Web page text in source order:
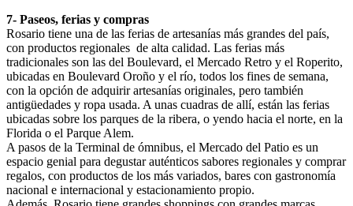
7- Paseos, ferias y compras
Rosario tiene una de las ferias de artesanías más grandes del país,
con productos regionales de alta calidad. Las ferias más
tradicionales son las del Boulevard, el Mercado Retro y el Roperito,
ubicadas en Boulevard Oroño y el río, todos los fines de semana,
con la opción de adquirir artesanías originales, pero también
antigüedades y ropa usada. A unas cuadras de allí, están las ferias
ubicadas sobre los parques de la ribera, o yendo hacia el norte, en la
Florida o el Parque Alem.
A pasos de la Terminal de ómnibus, el Mercado del Patio es un
espacio genial para degustar auténticos sabores regionales y comprar
regalos, con productos de los más variados, bares con gastronomía
nacional e internacional y estacionamiento propio.